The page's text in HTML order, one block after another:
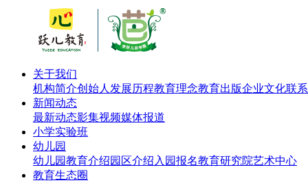
关于我们
机构简介创始人 发展历程教育理念教育出版企业文化联
新闻动态
最新动态影集视频媒体报道
小学实验班
幼儿园
幼儿园教育介绍园区介绍 入园报名教育研究院艺术中心
教育生态圈